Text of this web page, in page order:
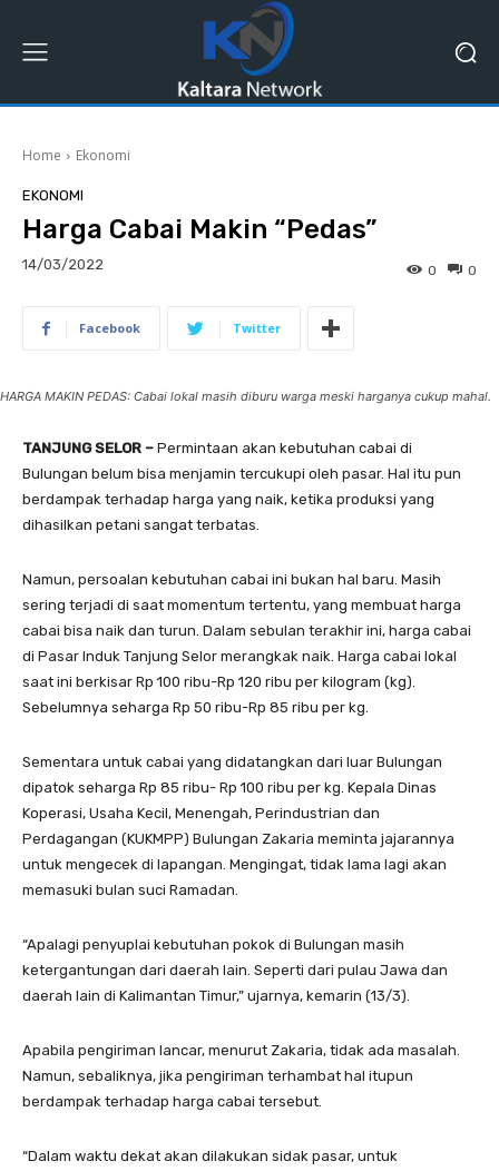
Home Ekonomi
EKONOMI
Harga Cabai Makin “Pedas”
14/03/2022 0
0
Facebook Twitter
HARGA MAKIN PEDAS: Cabai lokal masih diburu warga meski harganya cukup mahal.
TANJUNG SELOR – Permintaan akan kebutuhan cabai di
Bulungan belum bisa menjamin tercukupi oleh pasar. Hal itu pun
berdampak terhadap harga yang naik, ketika produksi yang
dihasilkan petani sangat terbatas.
Namun, persoalan kebutuhan cabai ini bukan hal baru. Masih
sering terjadi di saat momentum tertentu, yang membuat harga
cabai bisa naik dan turun. Dalam sebulan terakhir ini, harga cabai
di Pasar Induk Tanjung Selor merangkak naik. Harga cabai lokal
saat ini berkisar Rp 100 ribu-Rp 120 ribu per kilogram (kg).
Sebelumnya seharga Rp 50 ribu-Rp 85 ribu per kg.
Sementara untuk cabai yang didatangkan dari luar Bulungan
dipatok seharga Rp 85 ribu- Rp 100 ribu per kg. Kepala Dinas
Koperasi, Usaha Kecil, Menengah, Perindustrian dan
Perdagangan (KUKMPP) Bulungan Zakaria meminta jajarannya
untuk mengecek di lapangan. Mengingat, tidak lama lagi akan
memasuki bulan suci Ramadan.
“Apalagi penyuplai kebutuhan pokok di Bulungan masih
ketergantungan dari daerah lain. Seperti dari pulau Jawa dan
daerah lain di Kalimantan Timur,” ujarnya, kemarin (13/3).
Apabila pengiriman lancar, menurut Zakaria, tidak ada masalah.
Namun, sebaliknya, jika pengiriman terhambat hal itupun
berdampak terhadap harga cabai tersebut.
“Dalam waktu dekat akan dilakukan sidak pasar, untuk